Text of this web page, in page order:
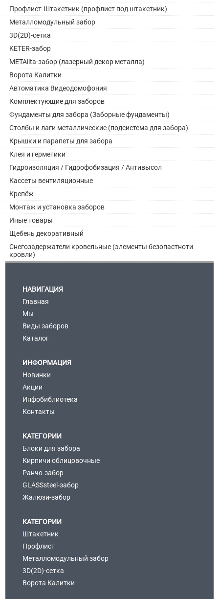
Профлист-Штакетник (профлист под штакетник)
Металломодульный забор
3D(2D)-сетка
KETER-забор
METAlita-забор (лазерный декор металла)
Ворота Калитки
Автоматика Видеодомофония
Комплектующие для заборов
Фундаменты для забора (Заборные фундаменты)
Столбы и лаги металлические (подсистема для забора)
Крышки и парапеты для забора
Клея и герметики
Гидроизоляция / Гидрофобизация / Антивысол
Кассеты вентиляционные
Крепёж
Монтаж и установка заборов
Иные товары
Щебень декоративный
Снегозадержатели кровельные (элементы безопастноти
кровли)
НАВИГАЦИЯ
Главная
Мы
Виды заборов
Каталог
ИНФОРМАЦИЯ
Новинки
Акции
Инфобиблиотека
Контакты
КАТЕГОРИИ
Блоки для забора
Кирпичи облицовочные
Ранчо-забор
GLASSsteel-забор
Жалюзи-забор
КАТЕГОРИИ
Штакетник
Профлист
Металломодульный забор
3D(2D)-сетка
Ворота Калитки